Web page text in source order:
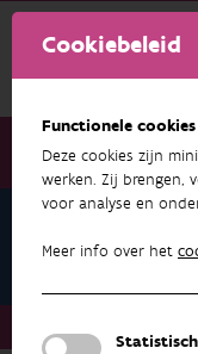
Cookiebeleid
Functionele cookies
Deze cookies zijn
werken. Zij brengen,
voor analyse en
Meer info over het
Projecten